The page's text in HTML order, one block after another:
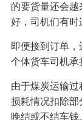
的要货量还会
好，司机们有时
即便接到订单
个体货车司机承
由于煤炭运输
损耗情况扣除部
晚结或不结车钱